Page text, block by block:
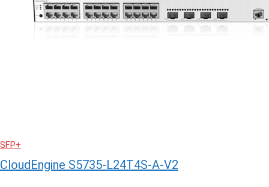
SFP+
CloudEngine S5735-L24T4S-A-V2